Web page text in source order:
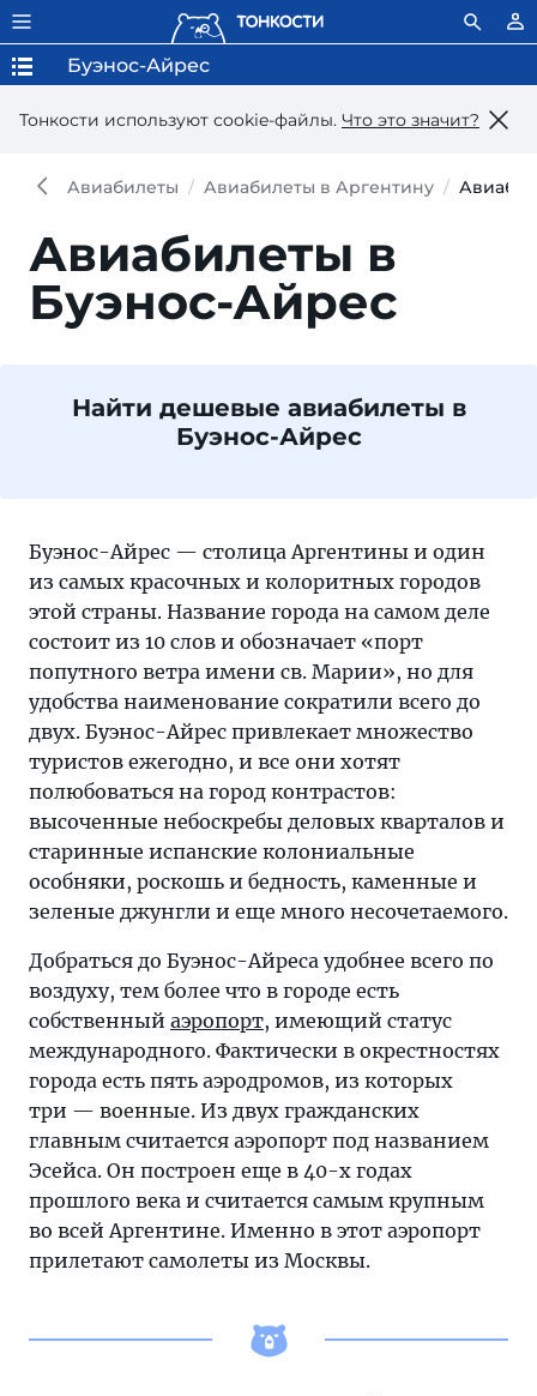
Тонкости используют сookie-файлы. Что это значит?
Буэнос-Айрес
Авиабилеты Авиабилеты в Аргентину
Авиабилеты в
Буэнос-Айрес
Найти дешевые авиабилеты в
Буэнос-Айрес
Буэнос-Айрес — столица Аргентины и один
из самых красочных и колоритных городов
этой страны. Название города на самом деле
состоит из 10 слов и обозначает «порт
попутного ветра имени св. Марии», но для
удобства наименование сократили всего до
двух. Буэнос-Айрес привлекает множество
туристов ежегодно, и все они хотят
полюбоваться на город контрастов:
высоченные небоскребы деловых кварталов и
старинные испанские колониальные
особняки, роскошь и бедность, каменные и
зеленые джунгли и еще много несочетаемого.
Добраться до Буэнос-Айреса удобнее всего по
воздуху, тем более что в городе есть
собственный аэропорт, имеющий статус
международного. Фактически в окрестностях
города есть пять аэродромов, из которых
три — военные. Из двух гражданских
главным считается аэропорт под названием
Эсейса. Он построен еще в 40-х годах
прошлого века и считается самым крупным
во всей Аргентине. Именно в этот аэропорт
прилетают самолеты из Москвы.